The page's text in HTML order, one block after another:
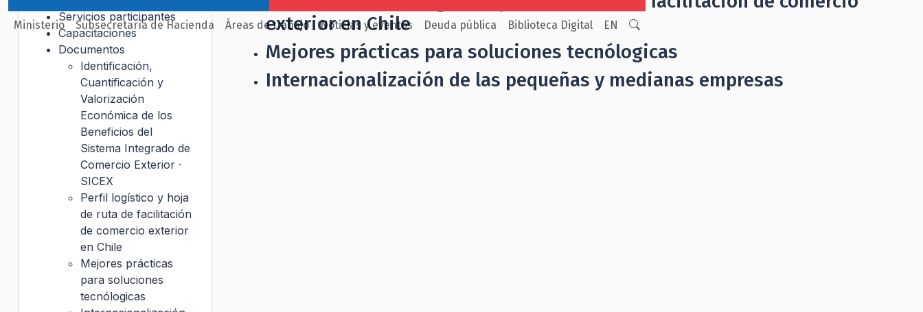
Ministerio Subsecretaría de Hacienda Áreas de trabajo Noticias y eventos Deuda pública Biblioteca Digital EN
exterior en Chile
Mejores prácticas para soluciones tecnólogicas
Internacionalización de las pequeñas y medianas empresas
Servicios participantes
Capacitaciones
Documentos
Identificación,
Cuantificación y
Valorización
Económica de los
Beneficios del
Sistema Integrado de
Comercio Exterior ·
SICEX
Perfil logístico y hoja
de ruta de facilitación
de comercio exterior
en Chile
Mejores prácticas
para soluciones
tecnólogicas